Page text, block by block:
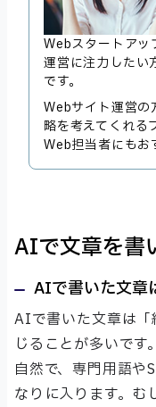
Webスタートアッ
運営に注力したい
です。
Webサイト運営の
略を考えてくれる
Web担当者にもお
AIで文章を書
AIで書いた文章
AIで書いた文章は「
じることが多いです
自然で、専門用語や
なりに入ります。む